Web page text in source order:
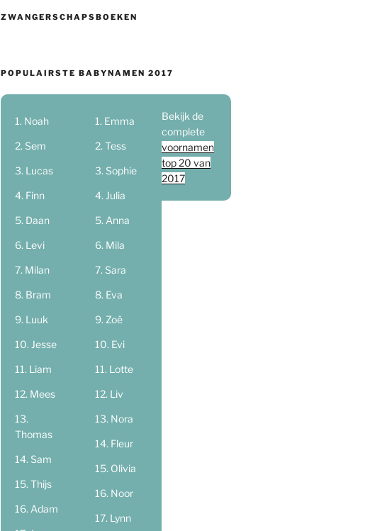
ZWANGERSCHAPSBOEKEN
POPULAIRSTE BABYNAMEN 2017
Noah
Sem
Lucas
Finn
Daan
Levi
Milan
Bram
Luuk
Jesse
Liam
Mees
Thomas
Sam
Thijs
Adam
Emma
Tess
Sophie
Julia
Anna
Mila
Sara
Eva
Zoë
Evi
Lotte
Liv
Nora
Fleur
Olivia
Noor
Lynn
Bekijk de
complete
voornamen
top 20 van
2017